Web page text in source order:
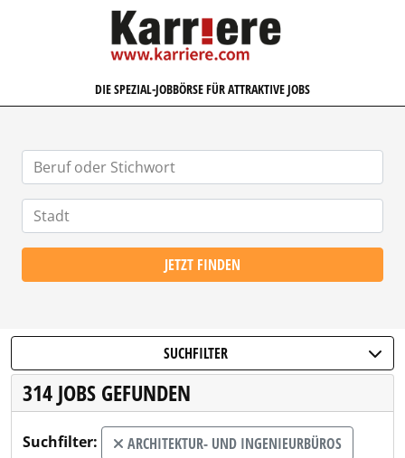
KARRIERE.COM
DIE SPEZIAL-JOBBÖRSE FÜR ATTRAKTIVE JOBS
JETZT FINDEN
SUCHFILTER
314 JOBS GEFUNDEN
Suchfilter: ARCHITEKTUR- UND INGENIEURBÜROS